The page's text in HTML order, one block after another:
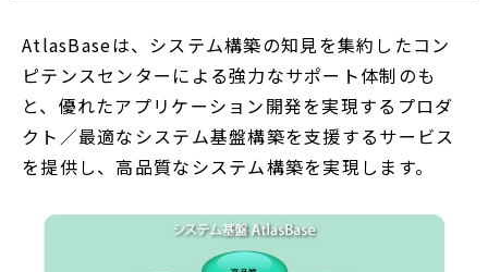
AtlasBaseは、システム構築の知見を集約したコン
ピテンスセンターによる強力なサポート体制のも
と、優れたアプリケーション開発を実現するプロダ
クト／最適なシステム基盤構築を支援するサービス
を提供し、高品質なシステム構築を実現します。